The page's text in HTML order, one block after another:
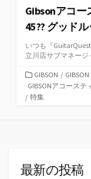
Gibsonアコ
45?? グッド
いつも『
立川店サブマネー
カ
テ
ゴ
GIBSON /
GIBSONアコーステ
/ 特集
最新の投稿